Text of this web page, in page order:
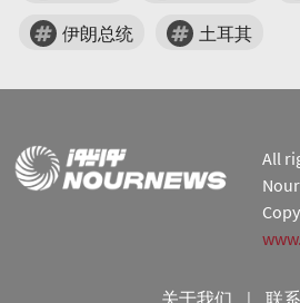
伊朗总统 土耳其
All